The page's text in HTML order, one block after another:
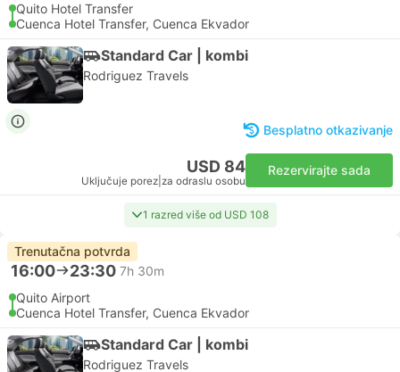
Quito Hotel Transfer
Cuenca Hotel Transfer, Cuenca Ekvador
Standard Car | kombi
Rodriguez Travels
Besplatno otkazivanje
USD 84
Uključuje porez za odraslu osobu
Rezervirajte sada
1 razred više od USD 108
Trenutačna potvrda
16:00 23:30 7h 30m
Quito Airport
Cuenca Hotel Transfer, Cuenca Ekvador
Standard Car | kombi
Rodriguez Travels